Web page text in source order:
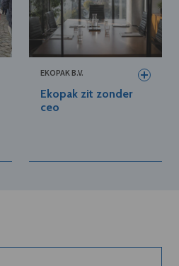
EKOPAK B.V.
Ekopak zit zonder
ceo